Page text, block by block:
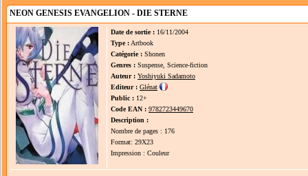
NEON GENESIS EVANGELION - DIE STERNE
Date de sortie : 16/11/2004
Type : Artbook
Catégorie : Shonen
Genres : Suspense, Science-fiction
Auteur : Yoshiyuki Sadamoto
Editeur : Glénat
Public : 12+
Code EAN : 9782723449670
Description :
Nombre de pages : 176
Format: 29X23
Impression : Couleur